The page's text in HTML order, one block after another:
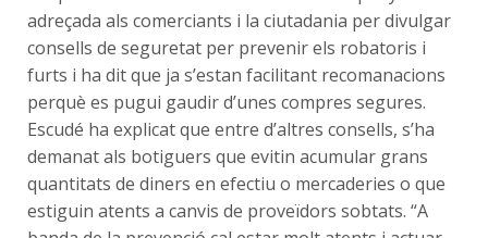
adreçada als comerciants i la ciutadania per divulgar
consells de seguretat per prevenir els robatoris i
furts i ha dit que ja s’estan facilitant recomanacions
perquè es pugui gaudir d’unes compres segures.
Escudé ha explicat que entre d’altres consells, s’ha
demanat als botiguers que evitin acumular grans
quantitats de diners en efectiu o mercaderies o que
estiguin atents a canvis de proveïdors sobtats. “A